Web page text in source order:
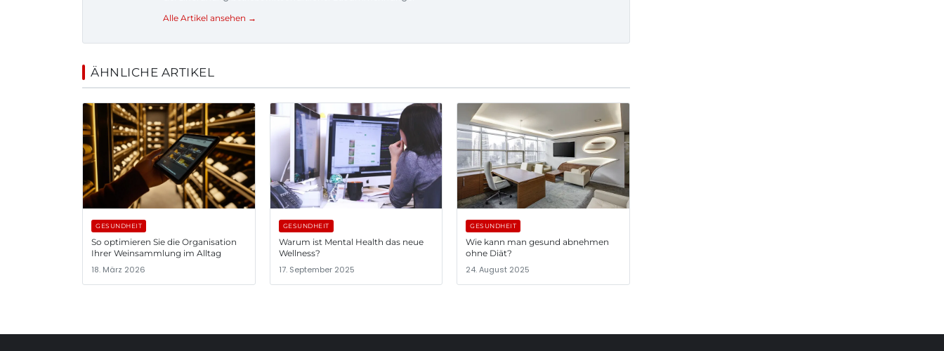
Alle Artikel ansehen →
ÄHNLICHE ARTIKEL
GESUNDHEIT
So optimieren Sie die Organisation
Ihrer Weinsammlung im Alltag
18. März 2026
GESUNDHEIT
Warum ist Mental Health das neue
Wellness?
17. September 2025
GESUNDHEIT
Wie kann man gesund abnehmen
ohne Diät?
24. August 2025